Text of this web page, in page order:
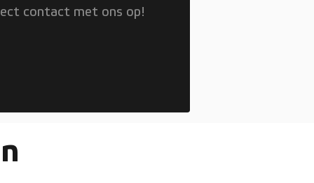
contact met ons op!